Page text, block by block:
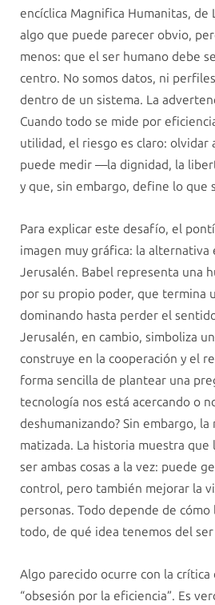
encíclica Magnifica Humanitas, de
algo que puede parecer obvio,
menos: que el ser humano debe
centro. No somos datos, ni
dentro de un sistema. La
Cuando todo se mide por
utilidad, el riesgo es claro: olvidar
puede medir —la dignidad, la
y que, sin embargo, define lo que
Para explicar este desafío, el
imagen muy gráfica: la alternativa
Jerusalén. Babel representa una
por su propio poder, que termina
dominando hasta perder el
Jerusalén, en cambio, simboliza
construye en la cooperación y el
forma sencilla de plantear una
tecnología nos está acercando o
deshumanizando? Sin embargo, la
matizada. La historia muestra
ser ambas cosas a la vez: puede
control, pero también mejorar la
personas. Todo depende de cómo
todo, de qué idea tenemos del
Algo parecido ocurre con la crítica
“obsesión por la eficiencia”. Es